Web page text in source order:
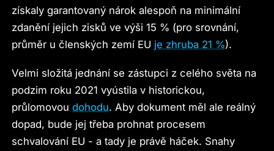
získaly garantovaný nárok alespoň na minimální
zdanění jejich zisků ve výši 15 % (pro srovnání,
průměr u členských zemí EU je zhruba 21 %).
Velmi složitá jednání se zástupci z celého světa na
podzim roku 2021 vyústila v historickou,
průlomovoudohodu. Aby dokument měl ale reálný
dopad, bude jej třeba prohnat procesem
schvalování EU - a tady je právě háček. Snahy